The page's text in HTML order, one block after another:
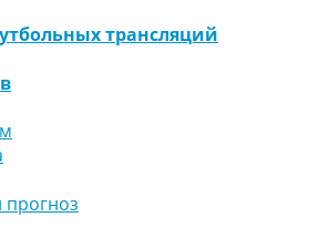
трансляций
прогноз